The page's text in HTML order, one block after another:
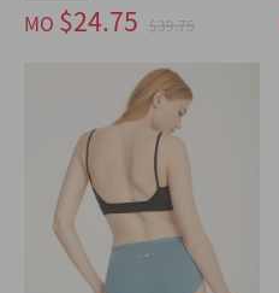
MO $24.75 $39.75